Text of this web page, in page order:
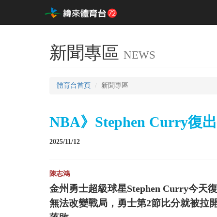
新聞專區 NEWS
體育台首頁 新聞專區
NBA》Stephen Curry復
2025/11/12
陳志鴻
金州勇士超級球星Stephen Curry今天
無法改變戰局，勇士第2節比分就被拉